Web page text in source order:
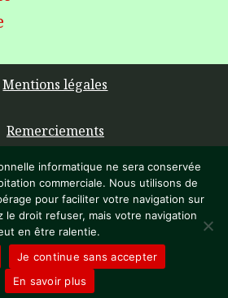
Mentions légales
Remerciements
Sommaire
l’auteure
2023
informatique ne sera conservée
commerciale. Nous utilisons de
pour faciliter votre navigation sur
le droit refuser, mais votre navigation
en être ralentie.
Je continue sans accepter
En savoir plus